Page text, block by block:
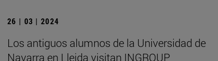
26 | 03 | 2024
Los antiguos alumnos de la Universidad de
Navarra en Lleida visitan INGROUP